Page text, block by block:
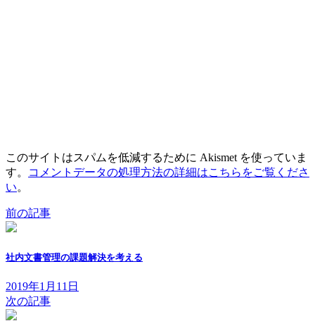
このサイトはスパムを低減するために Akismet を使っていま
す。
コメントデータの処理方法の詳細はこちらをご覧くださ
い。
前の記事
社内文書管理の課題解決を考える
2019年1月11日
次の記事